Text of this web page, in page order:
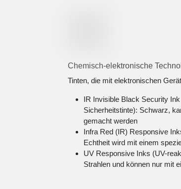
Chemisch-elektronische
Tinten, die mit elektronischen
IR Invisible Black Security
Sicherheitstinte): Schwarz,
gemacht werden
Infra Red (IR) Responsive
Echtheit wird mit einem
UV Responsive Inks (UV-
Strahlen und können nur mit